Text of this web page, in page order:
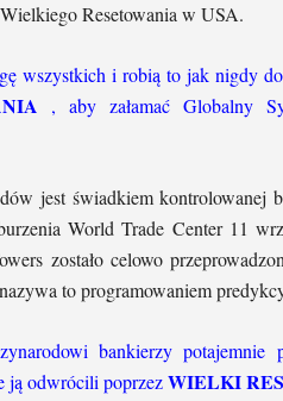
Resetowania w USA.
wszystkich i robią to jak nigdy
, aby załamać Globalny
jest świadkiem
World Trade Center 11
zostało celowo
to programowaniem
bankierzy potajemnie
ją odwrócili poprzezWIELKI